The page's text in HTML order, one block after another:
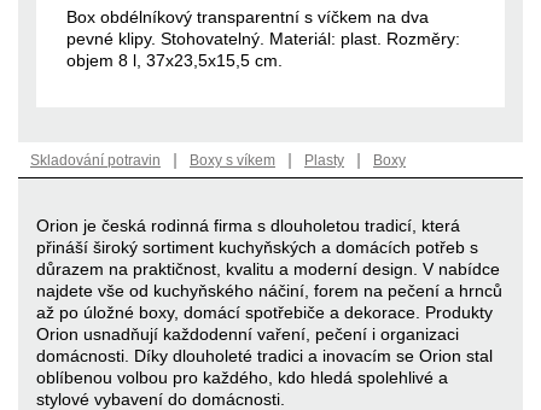
Box obdélníkový transparentní s víčkem na dva
pevné klipy. Stohovatelný. Materiál: plast. Rozměry:
objem 8 l, 37x23,5x15,5 cm.
Skladování potravin | Boxy s víkem | Plasty | Boxy
Orion je česká rodinná firma s dlouholetou tradicí, která
přináší široký sortiment kuchyňských a domácích potřeb s
důrazem na praktičnost, kvalitu a moderní design. V nabídce
najdete vše od kuchyňského náčiní, forem na pečení a hrnců
až po úložné boxy, domácí spotřebiče a dekorace. Produkty
Orion usnadňují každodenní vaření, pečení i organizaci
domácnosti. Díky dlouholeté tradici a inovacím se Orion stal
oblíbenou volbou pro každého, kdo hledá spolehlivé a
stylové vybavení do domácnosti.